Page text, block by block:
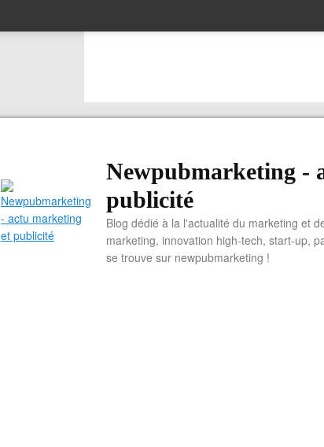
Newpubmarketing -
publicité
Blog dédié à la l'actualité du marketing et
marketing, innovation high-tech, start-up,
se trouve sur newpubmarketing !